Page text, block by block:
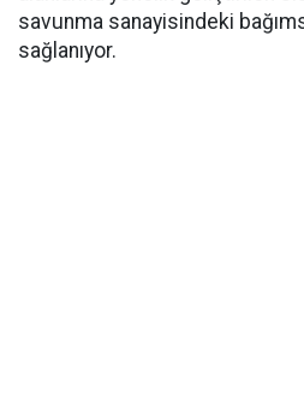
savunma sanayisindeki
sağlanıyor.